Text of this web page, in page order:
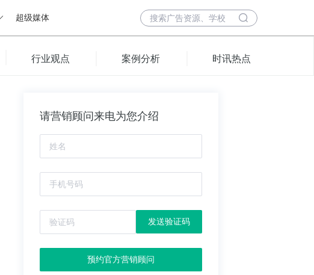
超级媒体
行业观点 案例分析 时讯热点
请营销顾问来电为您介绍
发送验证码
预约官方营销顾问